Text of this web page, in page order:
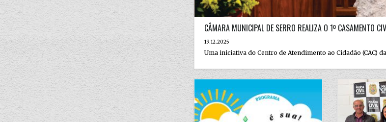
CÂMARA MUNICIPAL DE SERRO REALIZA O 1º CASAMENTO
19.12.2025
Uma iniciativa do Centro de Atendimento ao Cidadão (CAC)